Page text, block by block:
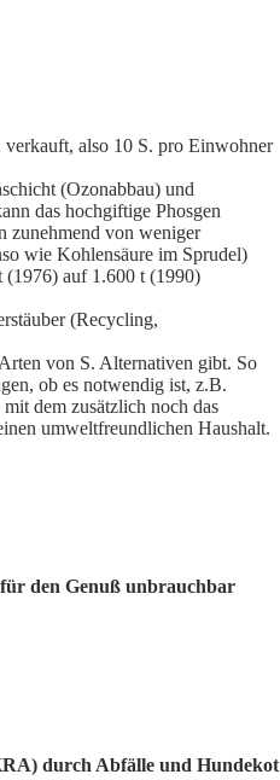
also 10 S. pro Einwohner
(Ozonabbau) und
das hochgiftige Phosgen
zunehmend von weniger
wie Kohlensäure im Sprudel)
(1976) auf 1.600 t (1990)
(Recycling,
von S. Alternativen gibt. So
ob es notwendig ist, z.B.
dem zusätzlich noch das
umweltfreundlichen Haushalt.
den Genuß unbrauchbar
durch Abfälle und Hundekot